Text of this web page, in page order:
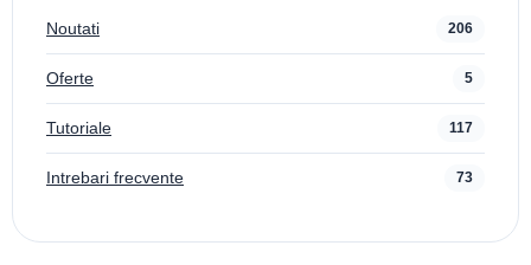
Noutati 206
Oferte 5
Tutoriale 117
Intrebari frecvente 73